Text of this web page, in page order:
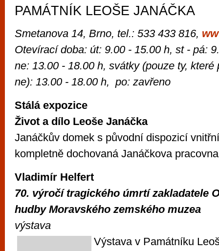
PAMÁTNÍK LEOŠE JANÁČKA
Smetanova 14, Brno, tel.: 533 433 816,
Otevírací doba: út: 9.00 - 15.00 h, st - pá:
ne: 13.00 - 18.00 h, svátky (pouze ty, které
ne): 13.00 - 18.00 h, po: zavřeno
Stálá expozice
Život a dílo Leoše Janáčka
Janáčkův domek s původní dispozicí
kompletně dochovaná Janáčkova
Vladimír Helfert
70. výročí tragického úmrtí zakladatele
hudby Moravského zemského muzea
výstava
Výstava v Památníku